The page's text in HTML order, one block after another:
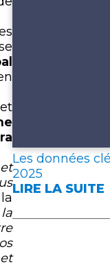
DE
POUR
L’ANNÉE 2025
Les données
2025
LIRE LA SUITE
:
LES
DONNÉES
CLÉS
DE